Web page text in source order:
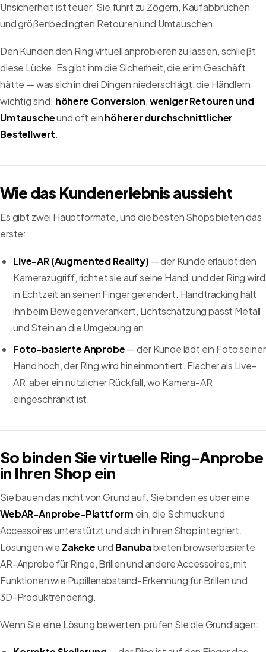
Unsicherheit ist teuer: Sie führt zu Zögern, Kaufabbrüchen
und größenbedingten Retouren und Umtauschen.
Den Kunden den Ring virtuell anprobieren zu lassen, schließt
diese Lücke. Es gibt ihm die Sicherheit, die er im Geschäft
hätte — was sich in drei Dingen niederschlägt, die Händlern
wichtig sind: höhere Conversion,weniger Retouren und
Umtauscheund oft einhöherer durchschnittlicher
Bestellwert.
Wie das Kundenerlebnis aussieht
Es gibt zwei Hauptformate, und die besten Shops bieten das
erste:
Live-AR (Augmented Reality)— der Kunde erlaubt den
Kamerazugriff, richtet sie auf seine Hand, und der Ring wird
in Echtzeit an seinen Finger gerendert. Handtracking hält
ihn beim Bewegen verankert, Lichtschätzung passt Metall
und Stein an die Umgebung an.
Foto-basierte Anprobe— der Kunde lädt ein Foto seiner
Hand hoch, der Ring wird hineinmontiert. Flacher als Live-
AR, aber ein nützlicher Rückfall, wo Kamera-AR
eingeschränkt ist.
So binden Sie virtuelle Ring-Anprobe
in Ihren Shop ein
Sie bauen das nicht von Grund auf. Sie binden es über eine
WebAR-Anprobe-Plattform ein, die Schmuck und
Accessoires unterstützt und sich in Ihren Shop integriert.
Lösungen wie Zakekeund Banubabieten browserbasierte
AR-Anprobe für Ringe, Brillen und andere Accessoires, mit
Funktionen wie Pupillenabstand-Erkennung für Brillen und
3D-Produktrendering.
Wenn Sie eine Lösung bewerten, prüfen Sie die Grundlagen: